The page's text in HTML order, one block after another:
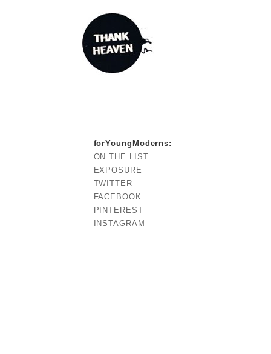
forYoungModerns:
ON THE LIST
EXPOSURE
TWITTER
FACEBOOK
PINTEREST
INSTAGRAM